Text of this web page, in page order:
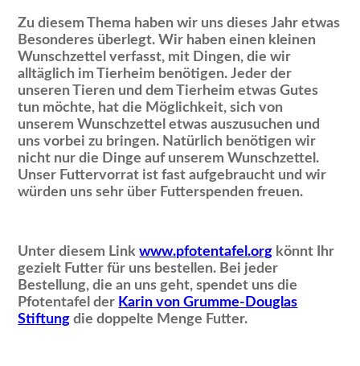
Zu diesem Thema haben wir uns dieses Jahr etwas
Besonderes überlegt. Wir haben einen kleinen
Wunschzettel verfasst, mit Dingen, die wir
alltäglich im Tierheim benötigen. Jeder der
unseren Tieren und dem Tierheim etwas Gutes
tun möchte, hat die Möglichkeit, sich von
unserem Wunschzettel etwas auszusuchen und
uns vorbei zu bringen. Natürlich benötigen wir
nicht nur die Dinge auf unserem Wunschzettel.
Unser Futtervorrat ist fast aufgebraucht und wir
würden uns sehr über Futterspenden freuen.
Unter diesem Linkwww.pfotentafel.org könnt Ihr
gezielt Futter für uns bestellen. Bei jeder
Bestellung, die an uns geht, spendet uns die
Pfotentafel der Karin von Grumme-Douglas
Stiftung die doppelte Menge Futter.